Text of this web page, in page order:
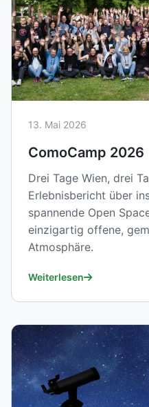
13. Mai 2026
ComoCamp 2026
Drei Tage Wien, drei
Erlebnisbericht über
spannende Open
einzigartig offene,
Atmosphäre.
Weiterlesen